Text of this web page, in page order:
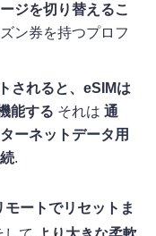
ジを切り替えるこ
ン券を持つプロフ
されると、eSIMは
能する それは 通
ーネットデータ用
.
モートでリセットま